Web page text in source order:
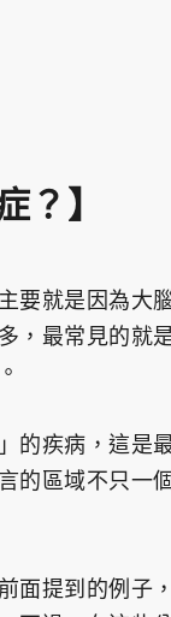
？】
要就是因為大
，最常見的就
的疾病，這是
的區域不只一
面提到的例子